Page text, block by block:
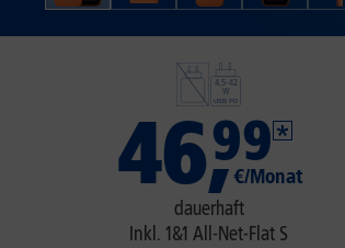
46,99
€/Monat
dauerhaft
Inkl.1&1 All-Net-Flat S